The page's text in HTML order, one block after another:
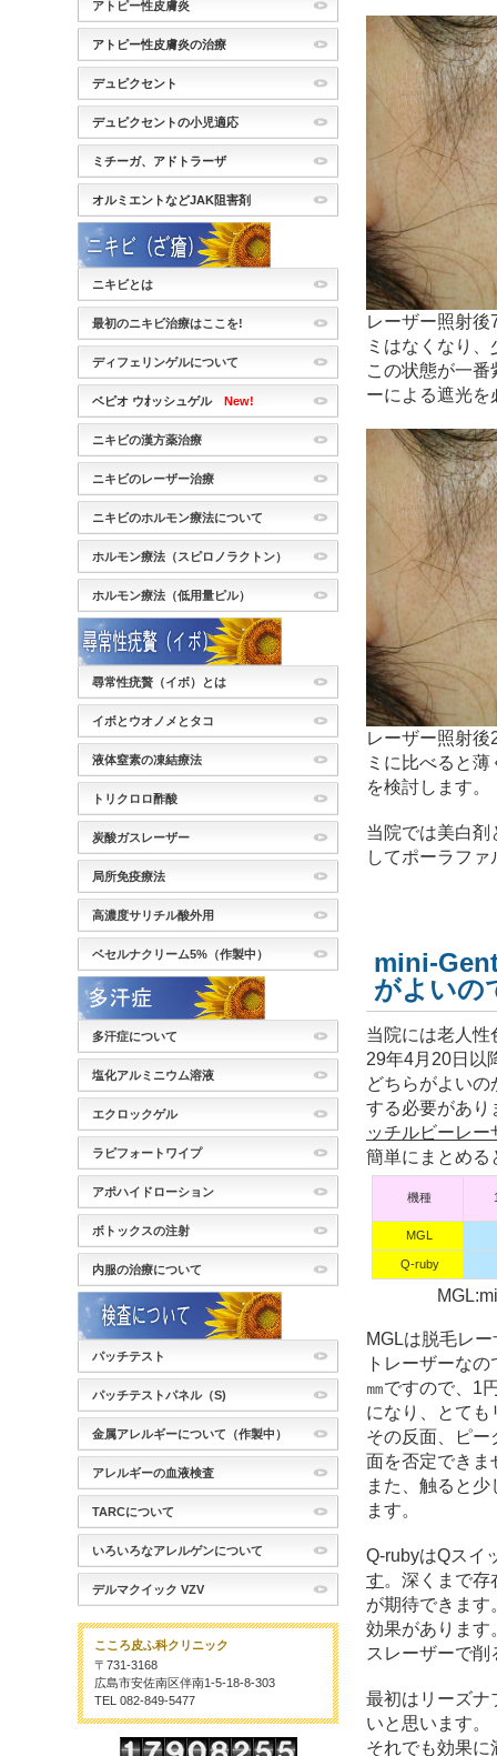
レーザー照射
ミはなくなり
この状態が一
ーによる遮光
レーザー照射
ミに比べると
を検討します。
当院では美白
してポーラフ
mini-
がよいの
当院には老人
29年4月20日以
どちらがよい
する必要があり
ッチルビーレー
簡単にまとめる
機種
MGL
Q-ruby
MGL:mini-
MGLは脱毛レ
トレーザーなの
㎜ですので、1
になり、とても
その反面、ピ
面を否定できま
また、触ると
ます。
Q-rubyはQスイ
す。深くまで
が期待できま
効果があります
スレーザーで
最初はリーズナ
いと思います。
それでも効果
アトピー性皮膚炎
アトピー性皮膚炎の治療
デュピクセント
デュピクセントの小児適応
ミチーガ、アドトラーザ
オルミエントなどJAK阻害剤
ニキビとは
最初のニキビ治療はここを!
ディフェリンゲルについて
ベピオ ウｵッシュゲルNew!
ニキビの漢方薬治療
ニキビのレーザー治療
ニキビのホルモン療法について
ホルモン療法（スピロノラクトン）
ホルモン療法（低用量ピル）
尋常性疣贅（イボ）とは
イボとウオノメとタコ
液体窒素の凍結療法
トリクロロ酢酸
炭酸ガスレーザー
局所免疫療法
高濃度サリチル酸外用
ベセルナクリーム5%（作製中）
多汗症について
塩化アルミニウム溶液
エクロックゲル
ラピフォートワイプ
アポハイドローション
ボトックスの注射
内服の治療について
パッチテスト
パッチテストパネル（S)
金属アレルギーについて（作製中）
アレルギーの血液検査
TARCについて
いろいろなアレルゲンについて
デルマクイック VZV
こころ皮ふ科クリニック
〒731-3168
広島市安佐南区伴南1-5-18-8-303
TEL 082-849-5477